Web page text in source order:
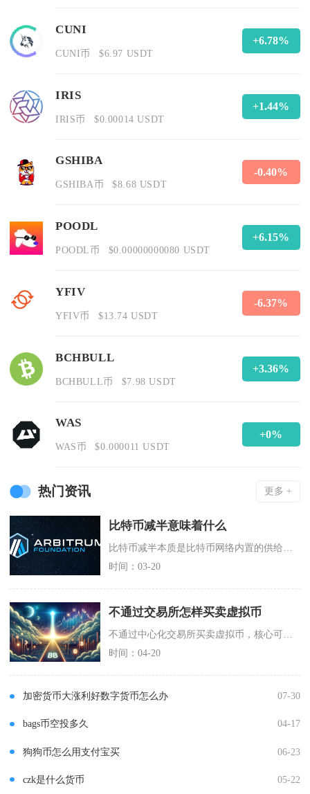
CUNI
CUNI币 $6.97 USDT
+6.78%
IRIS
IRIS币 $0.00014 USDT
+1.44%
GSHIBA
GSHIBA币 $8.68 USDT
-0.40%
POODL
POODL币 $0.00000000080 USDT
+6.15%
YFIV
YFIV币 $13.74 USDT
-6.37%
BCHBULL
BCHBULL币 $7.98 USDT
+3.36%
WAS
WAS币 $0.000011 USDT
+0%
热门资讯 更多 +
比特币减半意味着什么
时间：03-20
不通过交易所怎样买卖虚拟币
时间：04-20
加密货币大涨利好数字货币怎么办 07-30
bags币空投多久 04-17
狗狗币怎么用支付宝买 06-23
czk是什么货币 05-22